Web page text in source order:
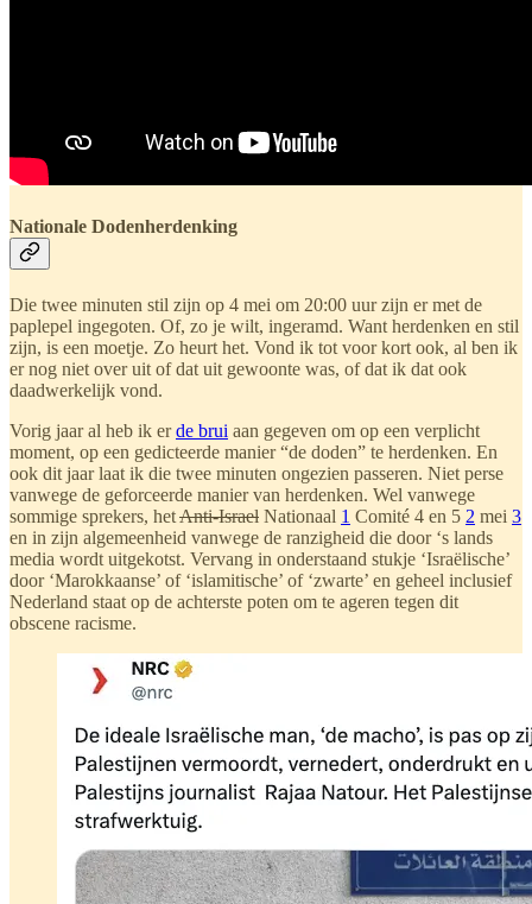
Nationale Dodenherdenking
Die twee minuten stil zijn op 4 mei om 20:00 uur zijn er met de
paplepel ingegoten. Of, zo je wilt, ingeramd. Want herdenken en stil
zijn, is een moetje. Zo heurt het. Vond ik tot voor kort ook, al ben ik
er nog niet over uit of dat uit gewoonte was, of dat ik dat ook
daadwerkelijk vond.
Vorig jaar al heb ik erde brui aan gegeven om op een verplicht
moment, op een gedicteerde manier “de doden” te herdenken. En
ook dit jaar laat ik die twee minuten ongezien passeren. Niet perse
vanwege de geforceerde manier van herdenken. Wel vanwege
sommige sprekers, hetAnti-Israel Nationaal 1 Comité 4 en 5 2 mei 3
en in zijn algemeenheid vanwege de ranzigheid die door ‘s lands
media wordt uitgekotst. Vervang in onderstaand stukje ‘Israëlische’
door ‘Marokkaanse’ of ‘islamitische’ of ‘zwarte’ en geheel inclusief
Nederland staat op de achterste poten om te ageren tegen dit
obscene racisme.